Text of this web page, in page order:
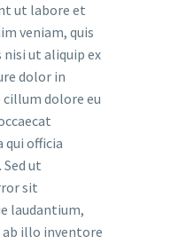
ut labore et
veniam, quis
ut aliquip ex
dolor in
dolore eu
officia
ut
sit
laudantium,
ab illo inventore